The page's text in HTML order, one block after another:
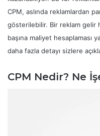
CPM, aslında reklamlardan
gösterilebilir. Bir reklam gelir
başına maliyet hesaplaması
daha fazla detayı sizlere
CPM Nedir? Ne